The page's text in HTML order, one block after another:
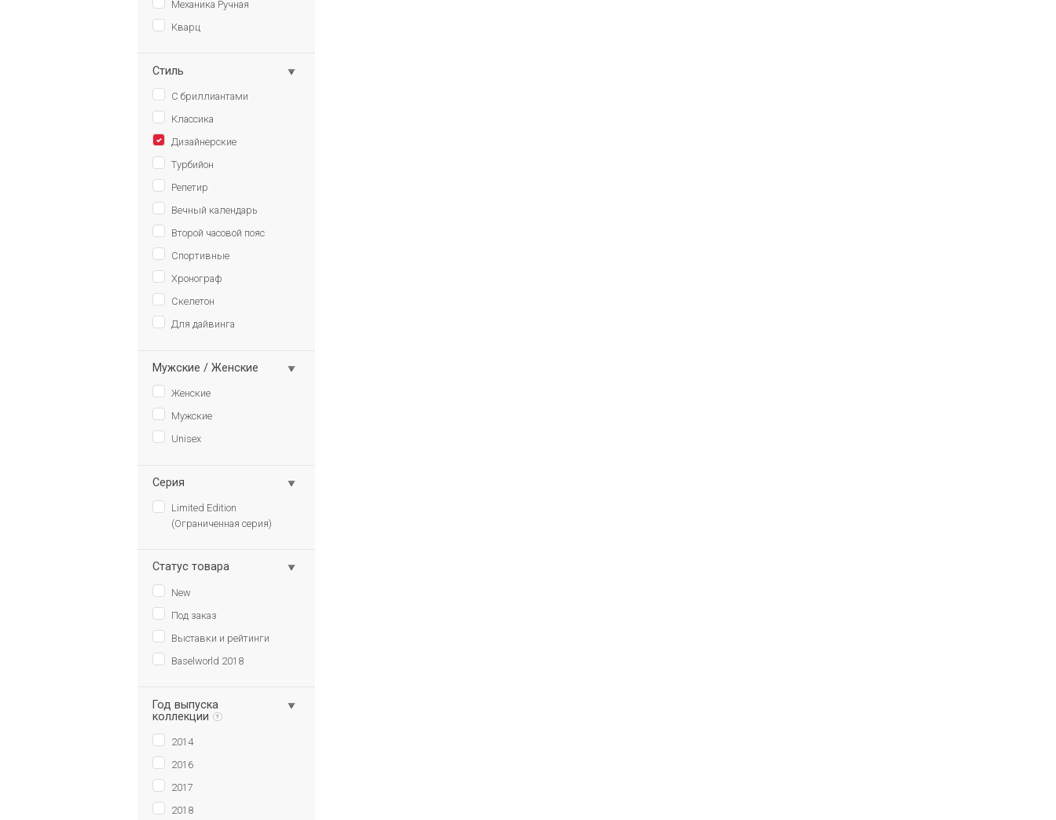
Механика Ручная
Кварц
Стиль
С бриллиантами
Классика
Дизайнерские
Турбийон
Репетир
Вечный календарь
Второй часовой пояс
Спортивные
Хронограф
Скелетон
Для дайвинга
Мужские / Женские
Женские
Мужские
Unisex
Серия
Limited Edition
(Ограниченная серия)
Статус товара
New
Под заказ
Выставки и рейтинги
Baselworld 2018
Год выпуска
коллекции
?
2014
2016
2017
2018